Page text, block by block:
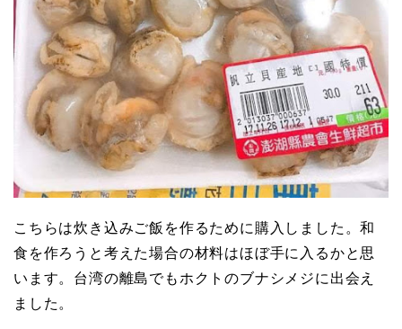
こちらは炊き込みご飯を作るために購入しました。和
食を作ろうと考えた場合の材料はほぼ手に入るかと思
います。台湾の離島でもホクトのブナシメジに出会え
ました。